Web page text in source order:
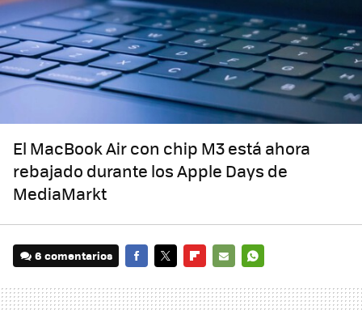
El MacBook Air con chip M3 está ahora
rebajado durante los Apple Days de
MediaMarkt
6 comentarios
MAIL